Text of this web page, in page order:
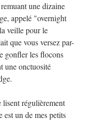
une dizaine
appelé "overnight
veille pour le
que vous versez par-
gonfler les flocons
une onctuosité
lisent régulièrement
est un de mes petits